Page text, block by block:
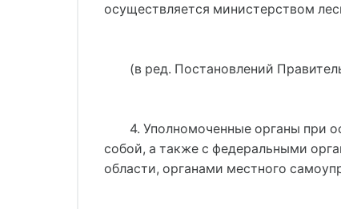
осуществляется министерством
(в ред. Постановлений
4. Уполномоченные органы при
собой, а также с федеральными
области, органами местного